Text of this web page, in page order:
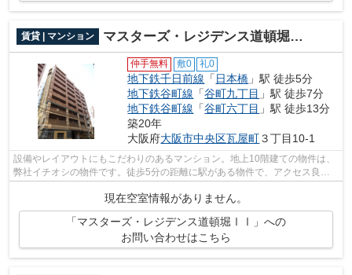
賃貸 | マンション マスターズ・レジデンス道頓堀ⅠⅠ
仲手無料 敷0 礼0
地下鉄千日前線 「日本橋 」駅 徒歩5分
地下鉄谷町線 「谷町九丁目 」駅 徒歩7分
地下鉄谷町線 「谷町六丁目 」駅 徒歩13分
築20年
大阪府大阪市中央区瓦屋町３丁目10-1
設備やレイアウトにもこだわりのあるマンション。地上10階建ての物件は、
弊社イチオシの物件です。徒歩5分の距離に駅がある物件で、アクセス良好
現在空室情報がありません。
「マスターズ・レジデンス道頓堀ⅠⅠ」への
お問い合わせはこちら